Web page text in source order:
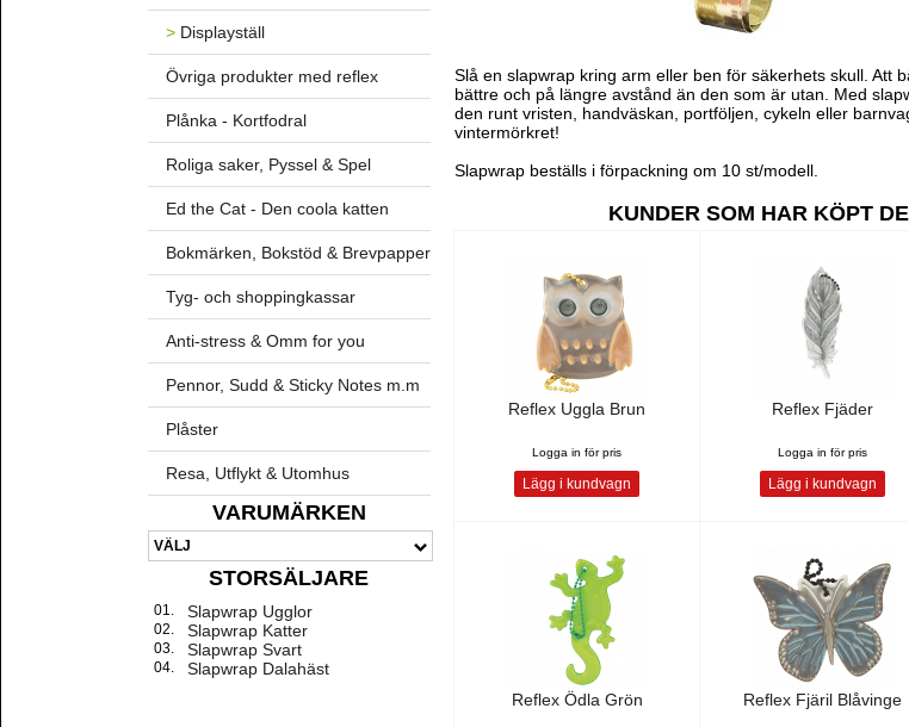
>Displayställ
Övriga produkter med reflex
Plånka - Kortfodral
Roliga saker, Pyssel & Spel
Ed the Cat - Den coola katten
Bokmärken, Bokstöd & Brevpapper
Tyg- och shoppingkassar
Anti-stress & Omm for you
Pennor, Sudd & Sticky Notes m.m
Plåster
Resa, Utflykt & Utomhus
VARUMÄRKEN
STORSÄLJARE
01. Slapwrap Ugglor
02. Slapwrap Katter
03. Slapwrap Svart
04. Slapwrap Dalahäst
Slå en slapwrap kring arm eller ben för säkerhets skull. Att
bättre och på längre avstånd än den som är utan. Med
den runt vristen, handväskan, portföljen, cykeln eller
vintermörkret!
Slapwrap beställs i förpackning om 10 st/modell.
KUNDER SOM HAR KÖPT
Reflex Uggla Brun
Logga in för pris
Lägg i kundvagn
Reflex Fjäder
Logga in för pris
Lägg i kundvagn
Reflex Ödla Grön Reflex Fjäril Blåvinge